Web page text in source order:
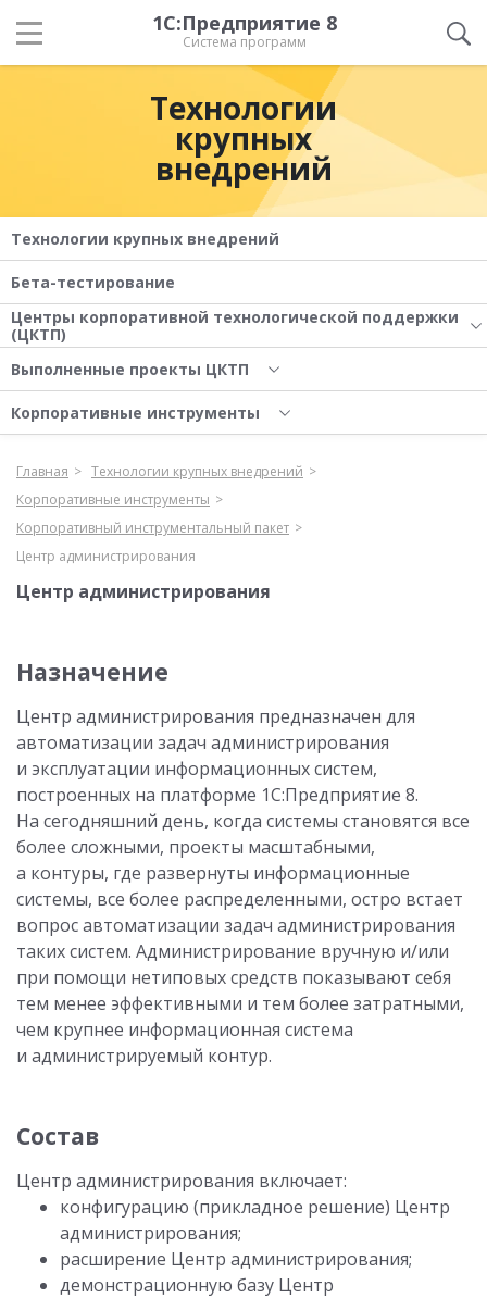
1С:Предприятие 8
Система программ
Технологии
крупных
внедрений
Технологии крупных внедрений
Бета-тестирование
Центры корпоративной технологической поддержки
(ЦКТП)
Выполненные проекты ЦКТП
Корпоративные инструменты
Главная
Технологии крупных внедрений
Корпоративные инструменты
Корпоративный инструментальный пакет
Центр администрирования
Центр администрирования
Назначение
Центр администрирования предназначен для
автоматизации задач администрирования
и эксплуатации информационных систем,
построенных на платформе 1С:Предприятие 8.
На сегодняшний день, когда системы становятся все
более сложными, проекты масштабными,
а контуры, где развернуты информационные
системы, все более распределенными, остро встает
вопрос автоматизации задач администрирования
таких систем. Администрирование вручную и/или
при помощи нетиповых средств показывают себя
тем менее эффективными и тем более затратными,
чем крупнее информационная система
и администрируемый контур.
Состав
Центр администрирования включает:
конфигурацию (прикладное решение) Центр
администрирования;
расширение Центр администрирования;
демонстрационную базу Центр